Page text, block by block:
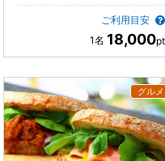
ご利用目安
18,000